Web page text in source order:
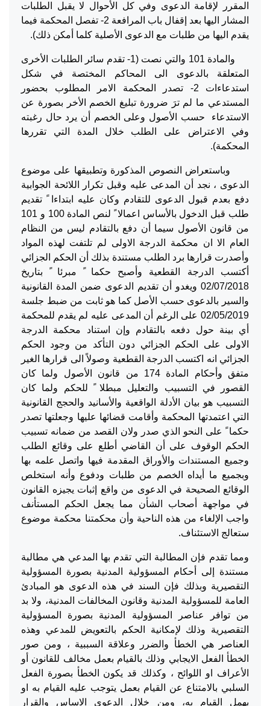
المقرر لإقامة الدعوى وفي كل الأحوال لا يقبل الطلبات
المشار اليها بعد إقفال باب المرافعة 2- تفصل المحكمة فيما
يقدم اليها من طلبات مع الدعوى الأصلية كلما أمكن ذلك).
والمادة 101 والتي نصت (1- تقدم سائر الطلبات الأخرى
المتعلقة بالدعوى الى المحاكم المختصة في شكل
استدعاءات 2- تصدر المحكمة الامر المطلوب بحضور
المستدعي ما لم ترَ ضرورة تبليغ الخصم الأخر بصورة عن
الاستدعاء حسب الأصول وعلى الخصم أن يرد حال رغبته
وفي الاعتراض على الطلب خلال المدة التي تقررها
المحكمة).
وباستعراض النصوص المذكورة وتطبيقها على موضوع
الدعوى ، نجد أن المدعى عليه وقبل تكرار اللائحة الجوابية
دفع بعدم قبول الدعوى للتقادم وكان عليه ابتداءا ً تقديم
طلب قبل الدخول بالأساس اعمالا ً لنص المادة 100 و 101
من قانون الأصول سيما أن دفع بالتقادم ليس من النظام
العام الا ان محكمة الدرجة الاولى لم تلتفت لهذه المواد
وأصدرت قرارها برد الطلب مستندة بذلك أن الحكم الجزائي
أكتسب الدرجة القطعية وأصبح حكما ً مبرئا ً بتاريخ
02/07/2018 ويغدو أن تقديم الدعوى ضمن المدة القانونية
والسير بالدعوى حسب الأصل كما هو ثابت من ضبط جلسة
02/05/2019 على الرغم أن المدعى عليه لم يقدم للمحكمة
أي بينة حول دفعه بالتقادم وإن استناد محكمة الدرجة
الاولى على الحكم الجزائي دون التأكد من وجود الحكم
الجزائي انه اكتسب الدرجة القطعية وصولاً الى قرارها الغير
متفق وأحكام المادة 174 من قانون الأصول ولما كان
القصور في التسبيب والتعليل مبطلا ً للحكم ولما كان
التسبيب هو بيان الأدلة الواقعية والأسانيد والحجج القانونية
التي اعتمدتها المحكمة وأقامت قضائها عليها وجعلتها تصدر
حكما ً على النحو الذي صدر ولان القصد من ضمانه تسبيب
الحكم الوقوف على أن القاضي أطلع على وقائع الطلب
وجميع المستندات والأوراق المقدمة فيها واتصل علمه بها
وبجميع ما أيداه الخصم من طلبات ودفوع وأنه استخلص
الوقائع الصحيحة في الدعوى من واقع إثبات يجيزه القانون
في مواجهة أصحاب الشأن مما يجعل الحكم المستأنف
واجب الإلغاء من هذه الناحية وأن محكمتنا محكمة موضوع
ستعالج الاستئناف.
ومما تقدم فإن المطالبة التي تقدم بها المدعي هي مطالبة
مستندة إلى أحكام المسؤولية المدنية بصورة المسؤولية
التقصيرية وبذلك فإن السند في هذه الدعوى هو المبادئ
العامة للمسؤولية المدنية وقانون المخالفات المدنية، ولا بد
من توافر عناصر المسؤولية المدنية بصورة المسؤولية
التقصيرية وذلك لإمكانية الحكم بالتعويض للمدعي وهذه
العناصر هي الخطأ والضرر وعلاقة السببية ، ومن صور
الخطأ الفعل الايجابي وذلك بالقيام بعمل مخالف للقانون أو
الأعراف او اللوائح ، وكذلك قد يكون الخطأ بصورة الفعل
السلبي بالامتناع عن القيام بعمل يتوجب عليه القيام به او
يهمل القيام به، ومن خلال الدعوى الاساس والقرار